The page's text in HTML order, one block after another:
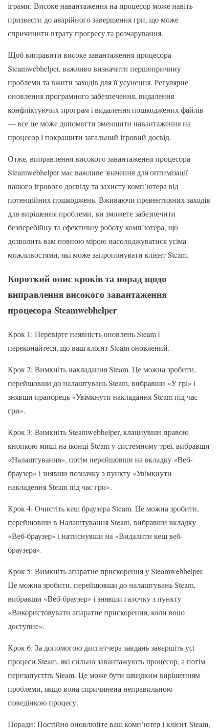
іграми. Високе навантаження на процесор може навіть
призвести до аварійного завершення гри, що може
спричинити втрату прогресу та розчарування.
Щоб виправити високе завантаження процесора
Steamwebhelper, важливо визначити першопричину
проблеми та вжити заходів для її усунення. Регулярне
оновлення програмного забезпечення, видалення
конфліктуючих програм і видалення пошкоджених файлів
— все це може допомогти зменшити навантаження на
процесор і покращити загальний ігровий досвід.
Отже, виправлення високого завантаження процесора
Steamwebhelper має важливе значення для оптимізації
вашого ігрового досвіду та захисту комп’ютера від
потенційних пошкоджень. Вживаючи превентивних заходів
для вирішення проблеми, ви зможете забезпечити
безперебійну та ефективну роботу комп’ютера, що
дозволить вам повною мірою насолоджуватися усіма
можливостями, які може запропонувати клієнт Steam.
Короткий опис кроків та порад щодо
виправлення високого завантаження
процесора Steamwebhelper
Крок 1: Перевірте наявність оновлень Steam і
переконайтеся, що ваш клієнт Steam оновлений.
Крок 2: Вимкніть накладання Steam. Це можна зробити,
перейшовши до налаштувань Steam, вибравши «У грі» і
знявши прапорець «Увімкнути накладання Steam під час
гри».
Крок 3: Вимкніть Steamwebhelper, клацнувши правою
кнопкою миші на іконці Steam у системному треї, вибравши
«Налаштування», потім перейшовши на вкладку «Веб-
браузер» і знявши позначку з пункту «Увімкнути
накладення Steam під час гри».
Крок 4: Очистіть кеш браузера Steam. Це можна зробити,
перейшовши в Налаштування Steam, вибравши вкладку
«Веб-браузер» і натиснувши на «Видалити кеш веб-
браузера».
Крок 5: Вимкніть апаратне прискорення у Steamwebhelper.
Це можна зробити, перейшовши до налаштувань Steam,
вибравши «Веб-браузер» і знявши галочку з пункту
«Використовувати апаратне прискорення, коли воно
доступне».
Крок 6: За допомогою диспетчера завдань завершіть усі
процеси Steam, які сильно завантажують процесор, а потім
перезапустіть Steam. Це може бути швидким вирішенням
проблеми, якщо вона спричинена неправильною
поведінкою процесу.
Поради: Постійно оновлюйте ваш комп’ютер і клієнт Steam,